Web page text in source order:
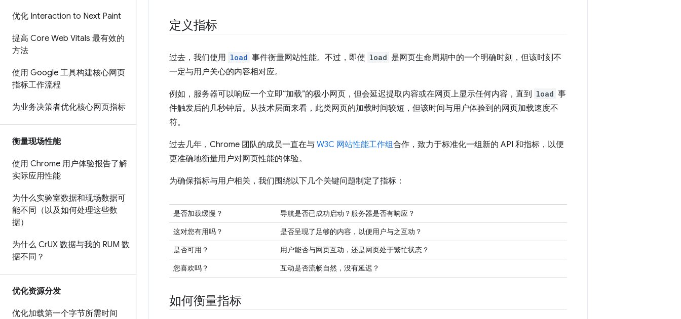
优化 Interaction to Next Paint
提高 Core Web Vitals 最有效的
方法
使用 Google 工具构建核心网页
指标工作流程
为业务决策者优化核心网页指标
衡量现场性能
使用 Chrome 用户体验报告了解
实际应用性能
为什么实验室数据和现场数据可
能不同（以及如何处理这些数
据）
为什么 CrUX 数据与我的 RUM 数
据不同？
优化资源分发
优化加载第一个字节所需时间
定义指标
过去，我们使用 load 事件衡量网站性能。不过，即使 load 是网页生命周期中的一个明确时刻，但该时刻不
一定与用户关心的内容相对应。
例如，服务器可以响应一个立即“加载”的极小网页，但会延迟提取内容或在网页上显示任何内容，直到 load 事
件触发后的几秒钟后。从技术层面来看，此类网页的加载时间较短，但该时间与用户体验到的网页加载速度不
符。
过去几年，Chrome 团队的成员一直在与 W3C 网站性能工作组合作，致力于标准化一组新的 API 和指标，以便
更准确地衡量用户对网页性能的体验。
为确保指标与用户相关，我们围绕以下几个关键问题制定了指标：
是否加载缓慢？
导航是否已成功启动？服务器是否有响应？
这对您有用吗？
是否呈现了足够的内容，以便用户与之互动？
是否可用？
用户能否与网页互动，还是网页处于繁忙状态？
您喜欢吗？
互动是否流畅自然，没有延迟？
如何衡量指标